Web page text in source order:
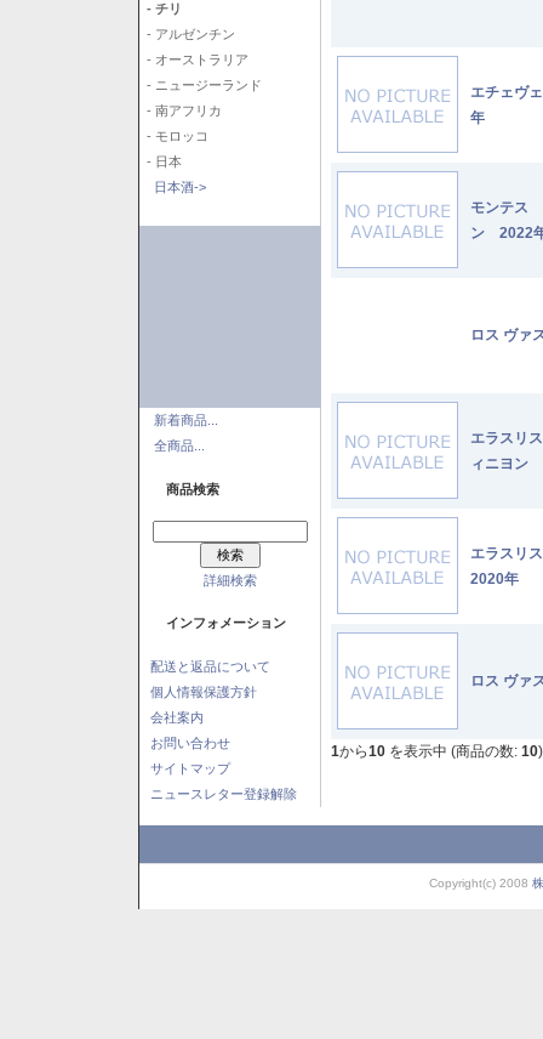
- チリ
- アルゼンチン
- オーストラリア
- ニュージーランド
- 南アフリカ
- モロッコ
- 日本
日本酒->
新着商品...
全商品...
商品検索
詳細検索
インフォメーション
配送と返品について
個人情報保護方針
会社案内
お問い合わせ
サイトマップ
ニュースレター登録解除
エチェヴ
年
モンテス
ン 2022
ロス ヴァ
エラスリ
ィニヨン
エラスリ
2020年
ロス ヴァ
1から10 を表示中 (商品の数: 10)
Copyright(c) 2008